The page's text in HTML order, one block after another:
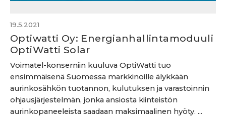
19.5.2021
Optiwatti Oy: Energianhallintamoduuli
OptiWatti Solar
Voimatel-konserniin kuuluva OptiWatti tuo
ensimmäisenä Suomessa markkinoille älykkään
aurinkosähkön tuotannon, kulutuksen ja varastoinnin
ohjausjärjestelmän, jonka ansiosta kiinteistön
aurinkopaneeleista saadaan maksimaalinen hyöty. ...